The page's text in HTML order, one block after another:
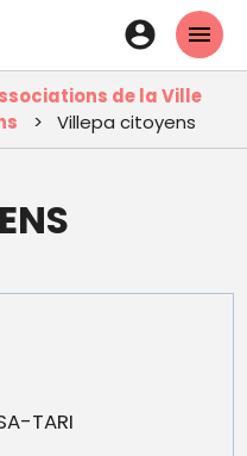
En-
tête
-
de la Ville
Villepa citoyens
TARI